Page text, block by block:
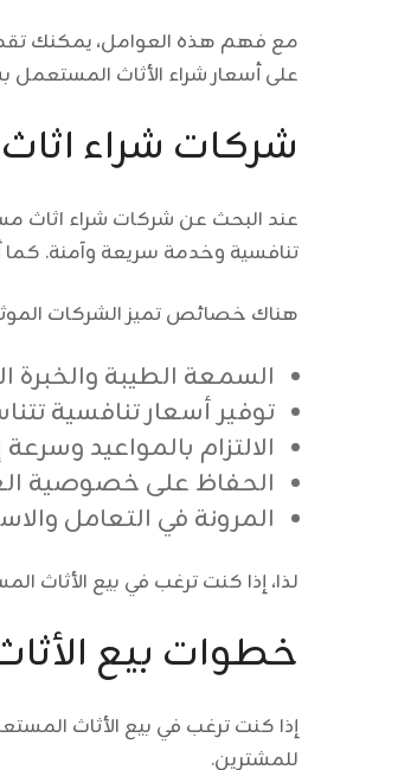
مع فهم هذه العوامل، يمكنك
على أسعار شراء الأثاث
شركات شراء
عند البحث عن شركات شراء اثاث
تنافسية وخدمة سريعة وآمنة. كما
هناك خصائص تميز الشركات
السمعة الطيبة والخبرة
توفير أسعار تنافسية
الالتزام بالمواعيد
الحفاظ على خصوصية
المرونة في التعامل
لذا، إذا كنت ترغب في بيع الأثاث
خطوات بيع
إذا كنت ترغب في بيع الأثاث
للمشترين.